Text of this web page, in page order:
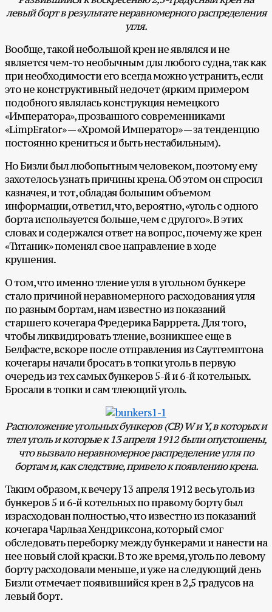
левый борт в результате неравномерного распределения
угля.
Вообще, такой небольшой крен не являлся и не
является чем-то необычным для любого судна, так как
при необходимости его всегда можно устранить, если
это не конструктивный недочет (ярким примером
подобного являлась конструкция немецкого
«Императора», прозванного современниками
«LimpErator» — «Хромой Император» — за тенденцию
постоянно крениться и быть нестабильным).
Но Бизли был любопытным человеком, поэтому ему
захотелось узнать причины крена. Об этом он спросил
казначея, и тот, обладая большим объемом
информации, ответил, что, вероятно, «уголь с одного
борта используется больше, чем с другого». В этих
словах и содержался ответ на вопрос, почему же крен
«Титаник» поменял свое направление в ходе
крушения.
О том, что именно тление угля в угольном бункере
стало причиной неравномерного расходования угля
по разным бортам, нам известно из показаний
старшего кочегара Фредерика Барррета. Для того,
чтобы ликвидировать тление, возникшее еще в
Белфасте, вскоре после отправления из Саутгемптона
кочегары начали бросать в топки уголь в первую
очередь из тех самых бункеров 5-й и 6-й котельных.
Бросали в топки и сам тлеющий уголь.
Расположение угольных бункеров (CB) W и Y, в которых и
тлел уголь и которые к 13 апреля 1912 были опустошены,
что вызвало неравномерное распределение угля по
бортам и, как следствие, привело к появлению крена.
Таким образом, к вечеру 13 апреля 1912 весь уголь из
бункеров 5 и 6-й котельных по правому борту был
израсходован полностью, что известно из показаний
кочегара Чарльза Хендриксона, который смог
обследовать переборку между бункерами и нанести на
нее новый слой краски. В то же время, уголь по левому
борту расходовали меньше, и уже на следующий день
Бизли отмечает появившийся крен в 2,5 градусов на
левый борт.